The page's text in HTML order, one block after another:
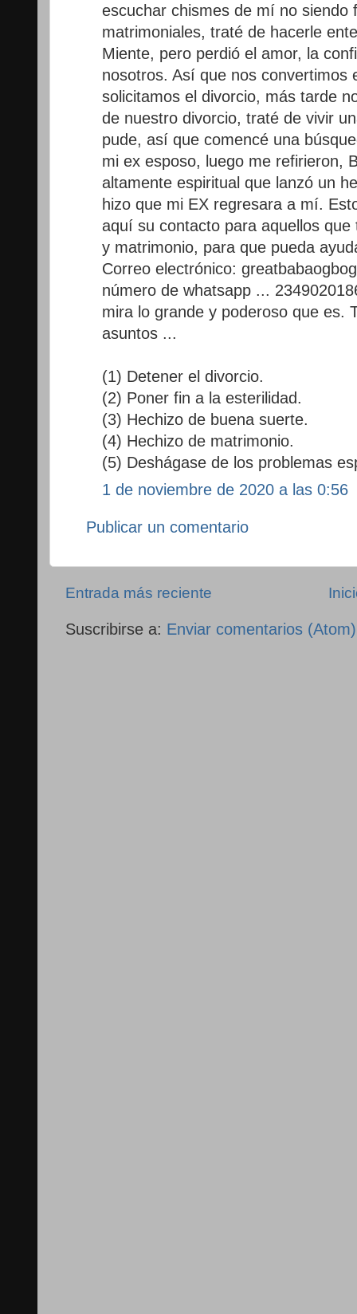
escuchar chismes de mí no siendo
matrimoniales, traté de hacerle
Miente, pero perdió el amor, la
nosotros. Así que nos convertimos
solicitamos el divorcio, más tarde
de nuestro divorcio, traté de vivir
pude, así que comencé una
mi ex esposo, luego me refirieron,
altamente espiritual que lanzó un
hizo que mi EX regresara a mí.
aquí su contacto para aquellos
y matrimonio, para que pueda
Correo electrónico:
número de whatsapp ...
mira lo grande y poderoso que es.
asuntos ...
(1) Detener el divorcio.
(2) Poner fin a la esterilidad.
(3) Hechizo de buena suerte.
(4) Hechizo de matrimonio.
(5) Deshágase de los problemas
1 de noviembre de 2020 a las 0:56
Publicar un comentario
Entrada más reciente
Suscribirse a: Enviar comentarios (Atom)